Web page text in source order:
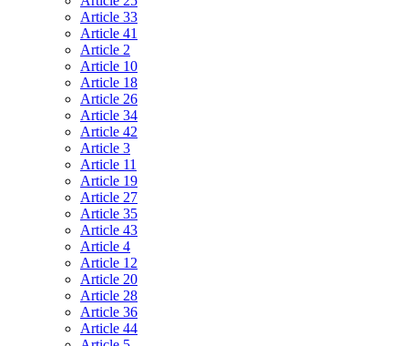
Article 33
Article 41
Article 2
Article 10
Article 18
Article 26
Article 34
Article 42
Article 3
Article 11
Article 19
Article 27
Article 35
Article 43
Article 4
Article 12
Article 20
Article 28
Article 36
Article 44